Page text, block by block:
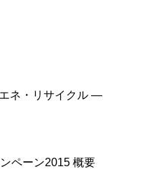
ネ・リサイクル ―
ペーン2015 概要